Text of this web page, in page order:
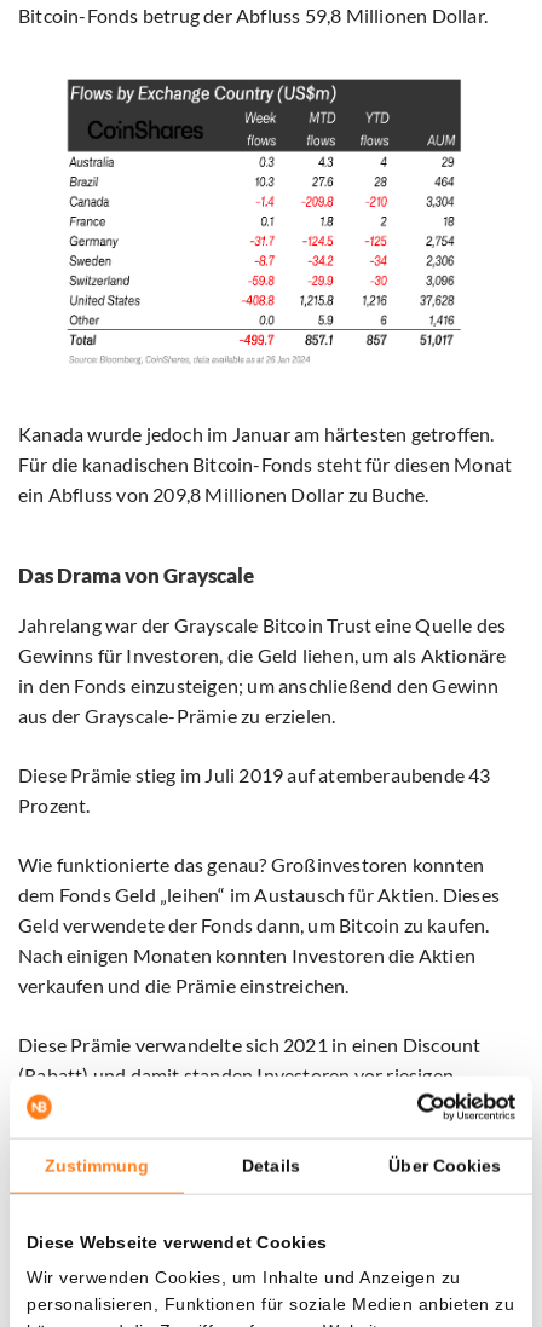
Zustimmung Details Über Cookies
Diese Webseite verwendet Cookies
Wir verwenden Cookies, um Inhalte und Anzeigen zu
personalisieren, Funktionen für soziale Medien anbieten zu
Bitcoin-Fonds betrug der Abfluss 59,8 Millionen Dollar.
Kanada wurde jedoch im Januar am härtesten getroffen.
Für die kanadischen Bitcoin-Fonds steht für diesen Monat
ein Abfluss von 209,8 Millionen Dollar zu Buche.
Das Drama von Grayscale
Jahrelang war der Grayscale Bitcoin Trust eine Quelle des
Gewinns für Investoren, die Geld liehen, um als Aktionäre
in den Fonds einzusteigen; um anschließend den Gewinn
aus der Grayscale-Prämie zu erzielen.
Diese Prämie stieg im Juli 2019 auf atemberaubende 43
Prozent.
Wie funktionierte das genau? Großinvestoren konnten
dem Fonds Geld „leihen“ im Austausch für Aktien. Dieses
Geld verwendete der Fonds dann, um Bitcoin zu kaufen.
Nach einigen Monaten konnten Investoren die Aktien
verkaufen und die Prämie einstreichen.
Diese Prämie verwandelte sich 2021 in einen Discount
(Rabatt) und damit standen Investoren vor riesigen
Verlusten. Nachdem Grayscale von der amerikanischen
Finanzaufsicht die Erlaubnis erhielt, den Fonds in einen ETF
umzuwandeln, verschwand dieser Rabatt.
Verlust“ aus dem Fonds aussteigen, und das haben sie
massenhaft getan, was einen enormen Druck auf den
Bitcoin-Kurs ausübte.